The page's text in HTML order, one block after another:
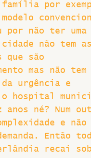
família por
por não ter uma
não tem
que são
mas não tem
da urgência e
o hospital
né? Num
e não
Então
recai